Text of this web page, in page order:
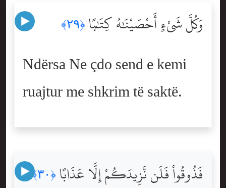
وَكُلَّ شَىْءٍ أَحْصَيْنَٰهُ كِتَٰبًۭا ﴿٢٩﴾
Ndërsa Ne çdo send e kemi
ruajtur me shkrim të saktë.
فَذُوقُواْ فَلَن نَّزِيدَكُمْ إِلَّا عَذَابًا ﴿٣٠﴾